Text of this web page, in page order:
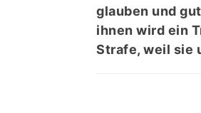
glauben und
ihnen wird ein
Strafe, weil sie